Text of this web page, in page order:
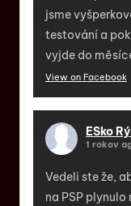
jsme
testování a
vyjde do
View on Facebook
ESko
1 rokov
Vedeli ste že,
na PSP